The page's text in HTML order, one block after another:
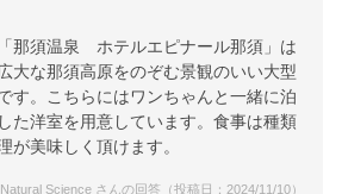
那須温泉 ホテルエピナール那須」は
大な那須高原をのぞむ景観のいい大型
す。こちらにはワンちゃんと一緒に泊
た洋室を用意しています。食事は種類
が美味しく頂けます。
Natural Science さんの回答（投稿日：2024/11/10）